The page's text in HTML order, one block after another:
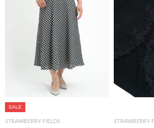
SALE
STRAWBERRY-FIELDS STRAWBERRY-